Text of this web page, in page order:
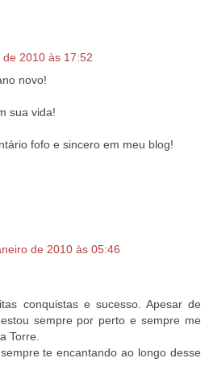
de 2010 às 17:52
novo!
sua vida!
fofo e sincero em meu blog!
de 2010 às 05:46
conquistas e sucesso. Apesar de
sempre por perto e sempre me
Torre.
te encantando ao longo desse